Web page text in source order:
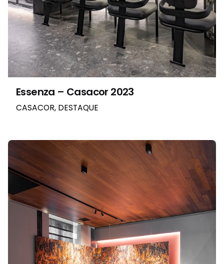
Essenza – Casacor 2023
CASACOR DESTAQUE